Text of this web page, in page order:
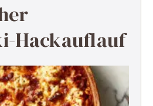
Hackauflauf